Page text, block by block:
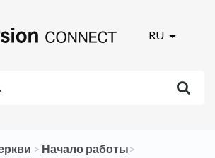
RU
​ > ​ ​Начало работы​>​